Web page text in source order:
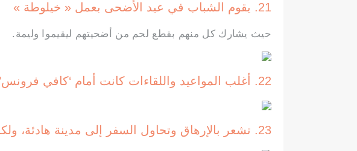
21. يقوم الشباب في عيد الأضحى بعمل « خيلوطة »
حيث يشارك كل منهم بقطع لحم من أضحيتهم ليقيموا وليمة.
22. أغلب المواعيد واللقاءات كانت أمام ‘كافي فرونس’
23. تشعر بالإرهاق وتحاول السفر إلى مدينة هادئة، ولكنك تشتاق للعودة